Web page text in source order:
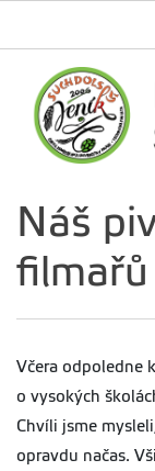
Náš
filmařů
Včera odpoledne
o vysokých
Chvíli jsme
opravdu načas.